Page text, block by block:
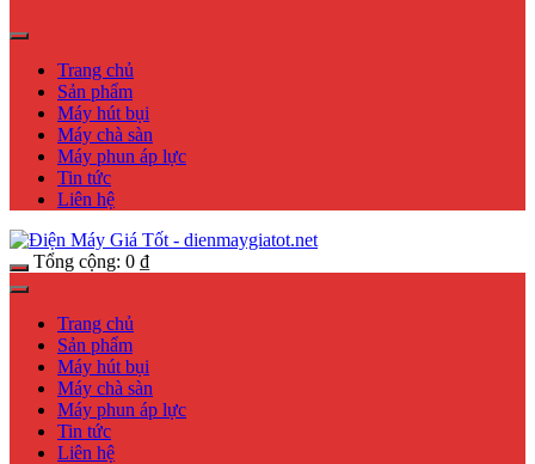
Trang chủ
Sản phẩm
Máy hút bụi
Máy chà sàn
Máy phun áp lực
Tin tức
Liên hệ
Tổng cộng: 0 ₫
Trang chủ
Sản phẩm
Máy hút bụi
Máy chà sàn
Máy phun áp lực
Tin tức
Liên hệ